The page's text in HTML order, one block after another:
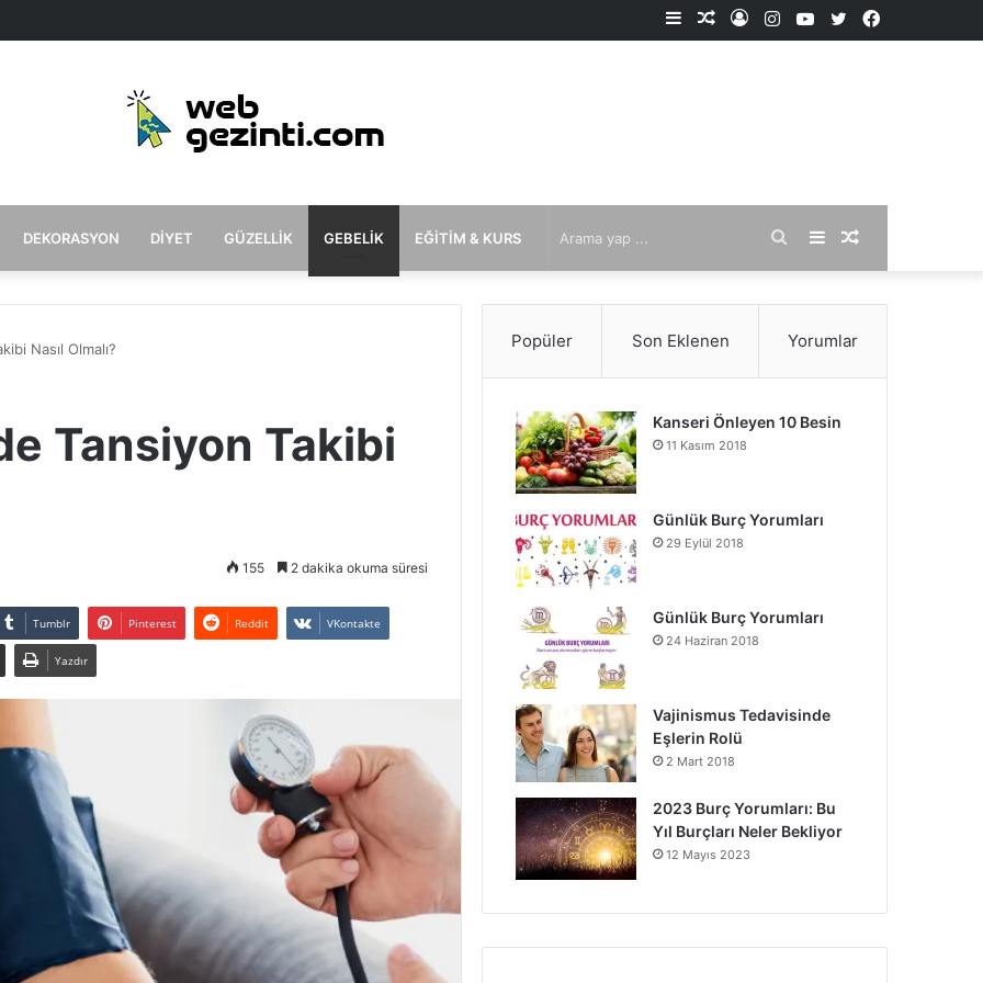
Facebook
X
YouTube
Instagram
Kayıt
Rastgele
Kenar
DEKORASYON DIYET GÜZELLIK GEBELIK EĞITIM & KURS Rastgele
Makale
Kenar
Bölmesi
Arama
yap
Nasıl Olmalı?
Tansiyon Takibi
155 2 dakika okuma süresi
Tumblr Pinterest Reddit VKontakte
Yazdır
Popüler Son Eklenen Yorumlar
Kanseri Önleyen 10 Besin
11 Kasım 2018
Günlük Burç Yorumları
29 Eylül 2018
Günlük Burç Yorumları
24 Haziran 2018
Vajinismus Tedavisinde
Eşlerin Rolü
2 Mart 2018
2023 Burç Yorumları: Bu
Yıl Burçları Neler Bekliyor
12 Mayıs 2023